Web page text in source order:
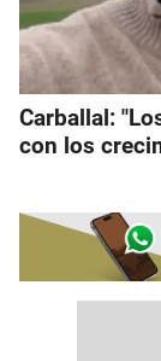
Carballal:
con los